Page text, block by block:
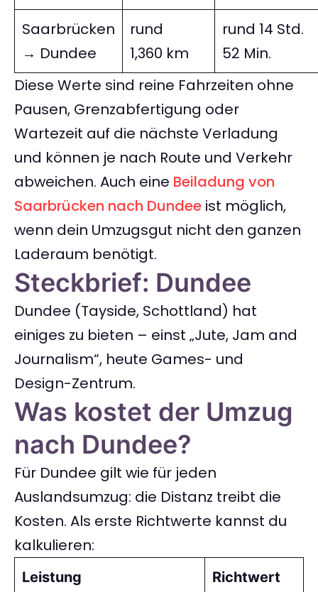
Saarbrücken
→ Dundee
rund
1,360 km
rund 14 Std.
52 Min.
Diese Werte sind reine Fahrzeiten ohne
Pausen, Grenzabfertigung oder
Wartezeit auf die nächste Verladung
und können je nach Route und Verkehr
abweichen. Auch eine Beiladung von
Saarbrücken nach Dundee ist möglich,
wenn dein Umzugsgut nicht den ganzen
Laderaum benötigt.
Steckbrief: Dundee
Dundee (Tayside, Schottland) hat
einiges zu bieten – einst „Jute, Jam and
Journalism“, heute Games- und
Design-Zentrum.
Was kostet der Umzug
nach Dundee?
Für Dundee gilt wie für jeden
Auslandsumzug: die Distanz treibt die
Kosten. Als erste Richtwerte kannst du
kalkulieren:
Leistung Richtwert